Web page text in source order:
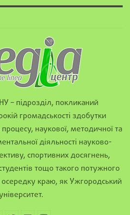
– підрозділ, покликаний
громадськості здобутки
наукової, методичної та
діяльності науково-
спортивних досягнень,
тощо такого потужного
краю, як Ужгородський